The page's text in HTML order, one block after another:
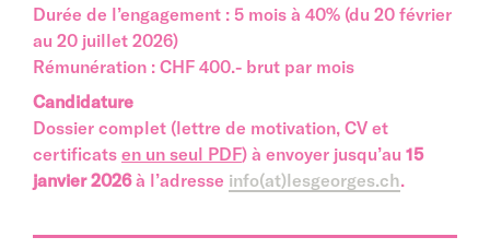
Durée de l’engagement : 5 mois à 40% (du 20 février
au 20 juillet 2026)
Rémunération : CHF 400.- brut par mois
Candidature
Dossier complet (lettre de motivation, CV et
certificats en un seul PDF) à envoyer jusqu’au 15
janvier 2026à l’adresse info(at)lesgeorges.ch.